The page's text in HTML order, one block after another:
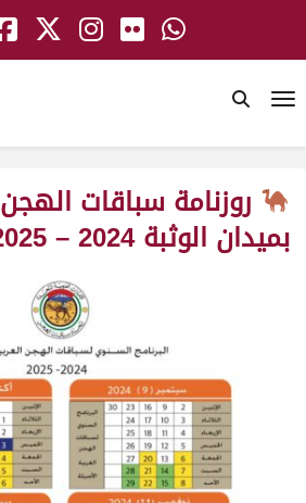
روزنامة سباقات الهجن
بميدان الوثبة 2024 – 2025